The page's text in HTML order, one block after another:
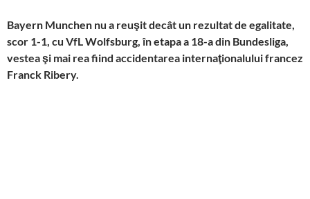
Bayern Munchen nu a reuşit decât un rezultat de egalitate,
scor 1-1, cu VfL Wolfsburg, în etapa a 18-a din Bundesliga,
vestea şi mai rea fiind accidentarea internaţionalului francez
Franck Ribery.